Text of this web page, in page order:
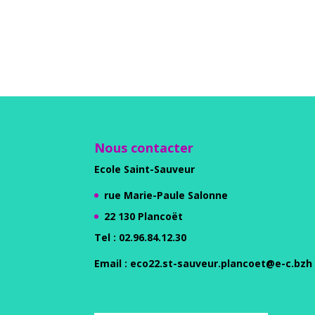
Nous contacter
Ecole Saint-Sauveur
rue Marie-Paule Salonne
22 130 Plancoët
Tel : 02.96.84.12.30
Email : eco22.st-sauveur.plancoet@e-c.bzh